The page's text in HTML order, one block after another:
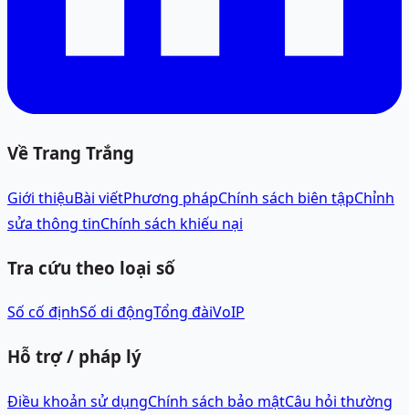
Về Trang Trắng
Giới thiệuBài viếtPhương phápChính sách biên tậpChỉnh
sửa thông tinChính sách khiếu nại
Tra cứu theo loại số
Số cố địnhSố di độngTổng đàiVoIP
Hỗ trợ / pháp lý
Điều khoản sử dụngChính sách bảo mậtCâu hỏi thường